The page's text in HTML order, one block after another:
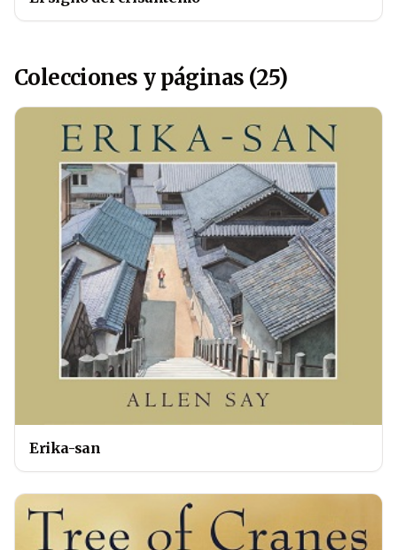
Colecciones y páginas (25)
Erika-san